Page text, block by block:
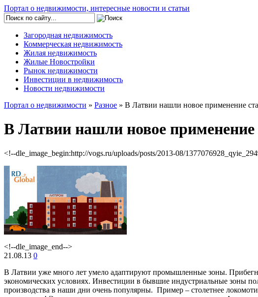
Портал о недвижимости, интересные новости и статьи
Загородная недвижимость
Коммерческая недвижимость
Жилая недвижимость
Жилые Новостройки
Рынок недвижимости
Инвестиции в недвижимость
Новости недвижимости
Портал о недвижимости » Разное » В Латвии нашли новое применение
В Латвии нашли новое
<!--dle_image_begin:http://vogs.ru/uploads/posts/2013-08/
<!--dle_image_end-->
21.08.13 0
В Латвии уже много лет умело адаптируют промышленные зоны.
экономических условиях. Инвестиции в бывшие индустриальные зоны
производства в наши дни очень популярны. Пример – столетнее